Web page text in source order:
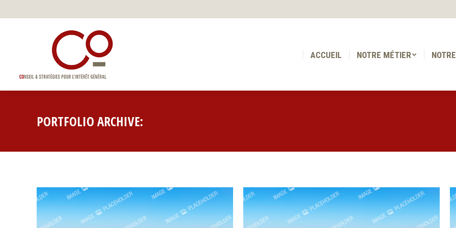
ACCUEIL NOTRE MÉTIER
PORTFOLIO ARCHIVE:
ACCUEIL NOTRE MÉTIER